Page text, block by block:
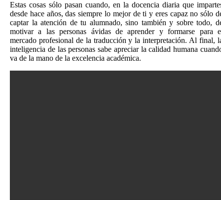
Estas cosas sólo pasan cuando, en la docencia diaria que
desde hace años, das siempre lo mejor de ti y eres capaz no sólo
captar la atención de tu alumnado, sino también y sobre todo,
motivar a las personas ávidas de aprender y formarse para
mercado profesional de la traducción y la interpretación. Al final,
inteligencia de las personas sabe apreciar la calidad humana
va de la mano de la excelencia académica.